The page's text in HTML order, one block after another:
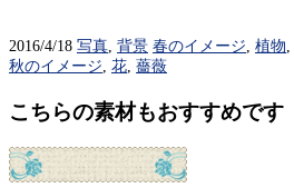
2016/4/18 写真 背景 春のイメージ 植物
秋のイメージ 花 薔薇
こちらの素材もおすすめです